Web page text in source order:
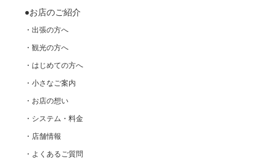
●お店のご紹介
・出張の方へ
・観光の方へ
・はじめての方へ
・小さなご案内
・お店の想い
・システム・料金
・店舗情報
・よくあるご質問